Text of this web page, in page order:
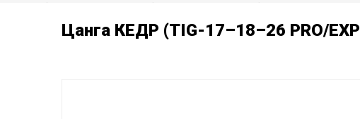
Цанга КЕДР (TIG-17–18–26 PRO/